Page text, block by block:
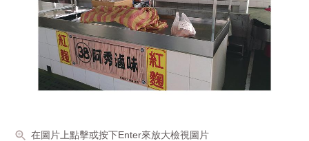
在圖片上點擊或按下Enter來放大檢視圖片